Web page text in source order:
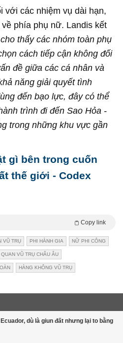
với các nhiệm vụ dài hạn,
phía phụ nữ. Landis kết
thấy các nhóm toàn phụ
cách tiếp cận không đối
đề giữa các cá nhân và
năng giải quyết tình
đến bạo lực, đây có thể
trình đi đến Sao Hỏa -
trong những khu vực gần
gì bên trong cuốn
thế giới - Codex
Copy link
VŨ TRỤ PHI HÀNH GIA NỮ PHI CÔNG
VŨ TRỤ CHÂU ÂU
HÀNG KHÔNG VŨ TRỤ
dù là giun đất nhưng lại to bằng